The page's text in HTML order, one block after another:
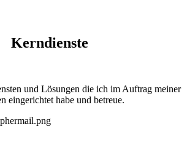
Kerndienste
und Lösungen die ich im Auftrag meiner
eingerichtet habe und betreue.